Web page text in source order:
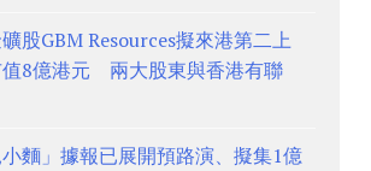
股GBM Resources擬來港第二上
8億港元 兩大股東與香港有聯
小麵」據報已展開預路演、擬集1億